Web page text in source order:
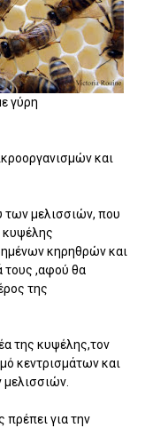
γύρη
και
μελισσιών, που
κυψέλης
κηρηθρών και
τους ,αφού θα
της
της κυψέλης,τον
κεντρισμάτων και
μελισσιών.
για την